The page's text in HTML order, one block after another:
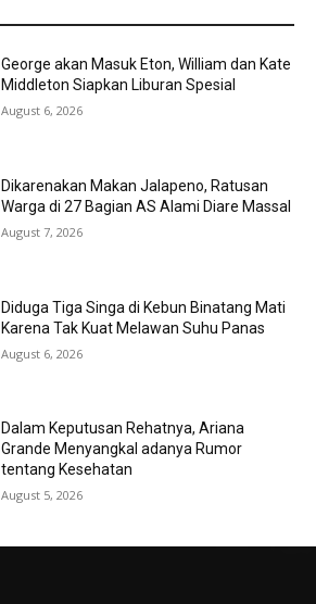
George akan Masuk Eton, William dan Kate
Middleton Siapkan Liburan Spesial
August 6, 2026
Dikarenakan Makan Jalapeno, Ratusan
Warga di 27 Bagian AS Alami Diare Massal
August 7, 2026
Diduga Tiga Singa di Kebun Binatang Mati
Karena Tak Kuat Melawan Suhu Panas
August 6, 2026
Dalam Keputusan Rehatnya, Ariana
Grande Menyangkal adanya Rumor
tentang Kesehatan
August 5, 2026